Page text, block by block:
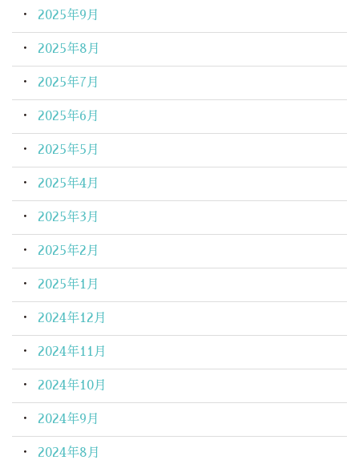
2025年9月
2025年8月
2025年7月
2025年6月
2025年5月
2025年4月
2025年3月
2025年2月
2025年1月
2024年12月
2024年11月
2024年10月
2024年9月
2024年8月